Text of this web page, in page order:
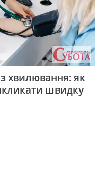
хвилювання: як
швидку